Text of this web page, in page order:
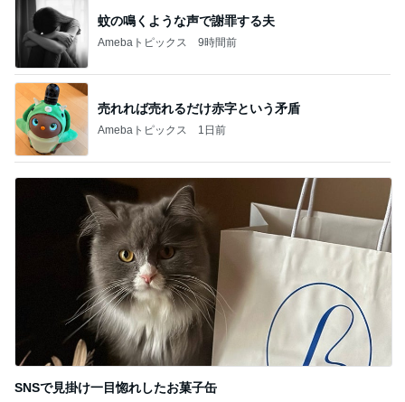
蚊の鳴くような声で謝罪する夫
Amebaトピックス 9時間前
売れれば売れるだけ赤字という矛盾
Amebaトピックス 1日前
SNSで見掛け一目惚れしたお菓子缶